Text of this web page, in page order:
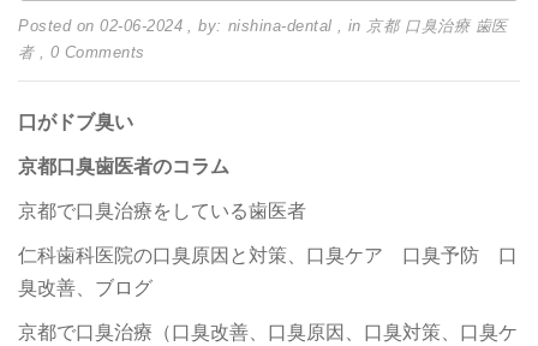
Posted on 02-06-2024 , by: nishina-dental , in 京都 口臭治療 歯医
者 , 0 Comments
口がドブ臭い
京都口臭歯医者のコラム
京都で口臭治療をしている歯医者
仁科歯科医院の口臭原因と対策、口臭ケア 口臭予防 口
臭改善、ブログ
京都で口臭治療（口臭改善、口臭原因、口臭対策、口臭ケ